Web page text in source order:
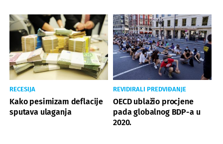
RECESIJA
Kako pesimizam deflacije
sputava ulaganja
REVIDIRALI PREDVIĐANJE
OECD ublažio procjene
pada globalnog BDP-a u
2020.